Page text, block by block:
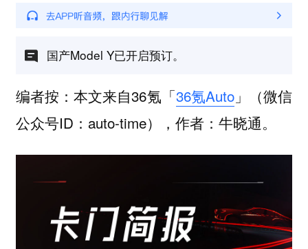
国产Model Y已开启预订。
编者按：本文来自36氪「36氪Auto」（微信
公众号ID：auto-time），作者：牛晓通。